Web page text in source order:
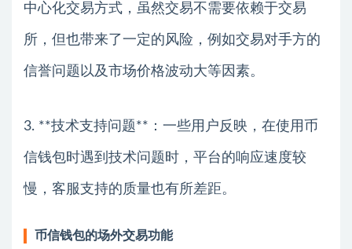
中心化交易方式，虽然交易不需要依赖于交易
所，但也带来了一定的风险，例如交易对手方的
信誉问题以及市场价格波动大等因素。
3. **技术支持问题**：一些用户反映，在使用币
信钱包时遇到技术问题时，平台的响应速度较
慢，客服支持的质量也有所差距。
币信钱包的场外交易功能